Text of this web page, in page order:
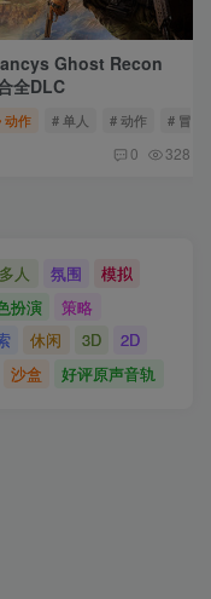
Ghost Recon
全DLC
动作 # 单人 # 动作 # 冒险
0 328
多人 氛围
模拟
扮演
策略
休闲 3D
2D
沙盒 好评原声音轨